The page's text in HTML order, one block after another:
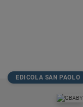
EDICOLA SAN PAOLO